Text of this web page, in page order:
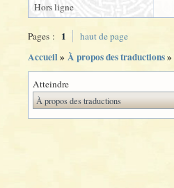
Hors ligne
Pages : 1 haut de page
Accueil» À propos des traductions»
Atteindre